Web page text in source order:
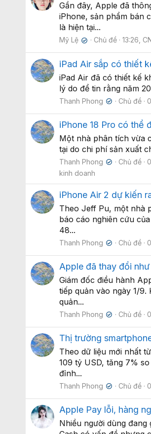
Gần đây, Apple đã
iPhone, sản phẩm bán
là hiện tại...
Mỹ Lệ ✔ Chủ đề 13:26,
iPad Air sắp có thiết
iPad Air đã có thiết kế
lý do để tin rằng năm
Thanh Phong ✔ Chủ đề
iPhone 18 Pro có thể
Một nhà phân tích vừa
tại do chi phí sản xuất
Thanh Phong ✔ Chủ đề
kinh doanh
iPhone Air 2 dự kiến
Theo Jeff Pu, một nhà
báo cáo nghiên cứu
48...
Thanh Phong ✔ Chủ đề
Apple đã thay đổi
Giám đốc điều hành
tiếp quản vào ngày 1/
quản...
Thanh Phong ✔ Chủ đề
Thị trường
Theo dữ liệu mới nhất
109 tỷ USD, tăng 7%
đỉnh...
Thanh Phong ✔ Chủ đề
Apple Pay lỗi, hàng
Nhiều người dùng